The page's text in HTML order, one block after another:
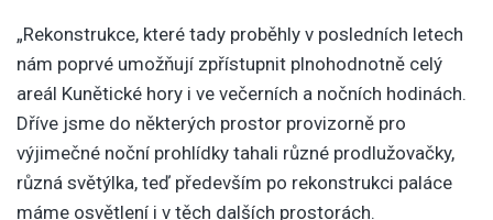
„Rekonstrukce, které tady proběhly v posledních letech
nám poprvé umožňují zpřístupnit plnohodnotně celý
areál Kunětické hory i ve večerních a nočních hodinách.
Dříve jsme do některých prostor provizorně pro
výjimečné noční prohlídky tahali různé prodlužovačky,
různá světýlka, teď především po rekonstrukci paláce
máme osvětlení i v těch dalších prostorách.